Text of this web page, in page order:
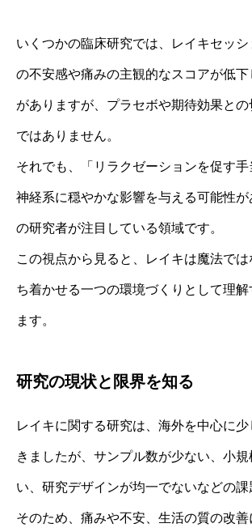
いくつかの臨床研究では、レイキセッシ
の不安感や痛みの主観的なスコアが低
がありますが、プラセボや期待効果と
ではありません。
それでも、「リラクゼーションを促す手
神経系に穏やかな影響を与える可能性が
の研究者が注目している領域です。
この視点から見ると、レイキは魔法で
ち着かせる一つの環境づくりとして理解
ます。
研究の現状と限界を知る
レイキに関する研究は、海外を中心に
きましたが、サンプル数が少ない、小
い、研究デザインが均一でないなどの課
そのため、痛みや不安、生活の質の改